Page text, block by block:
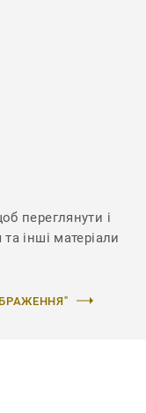
переглянути і
інші матеріали